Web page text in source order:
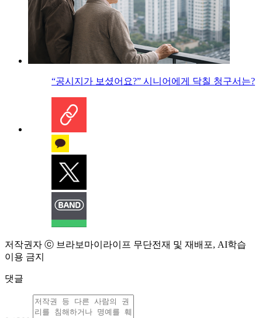
“공시지가 보셨어요?” 시니어에게 닥칠 청구서는?
저작권자 ⓒ 브라보마이라이프 무단전재 및 재배포, AI학습
이용 금지
댓글